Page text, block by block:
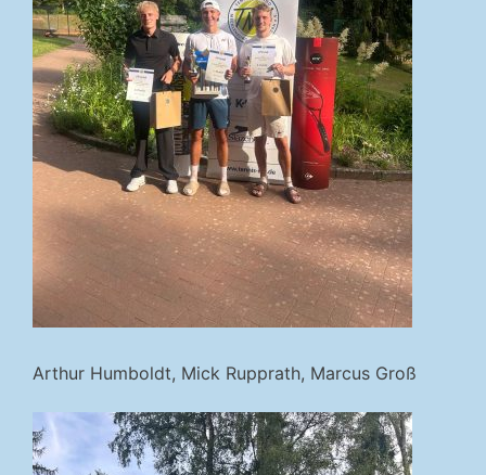
Arthur Humboldt, Mick Rupprath, Marcus Groß